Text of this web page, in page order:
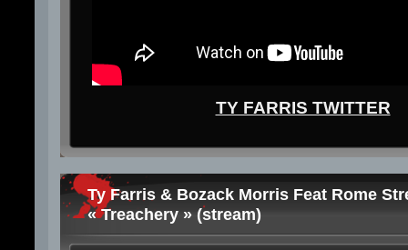
TY FARRIS TWITTER
Ty Farris & Bozack Morris Feat Rome
« Treachery » (stream)